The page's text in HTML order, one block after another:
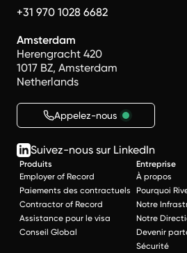
+31 970 1028 6682
Amsterdam
Herengracht 420
1017 BZ, Amsterdam
Netherlands
Appelez-nous
Suivez-nous sur LinkedIn
Produits
Employer of Record
Paiements des contractuels
Contractor of Record
Assistance pour le visa
Conseil Global
Entreprise
À propos
Pourquoi
Notre
Notre
Devenir
Sécurité